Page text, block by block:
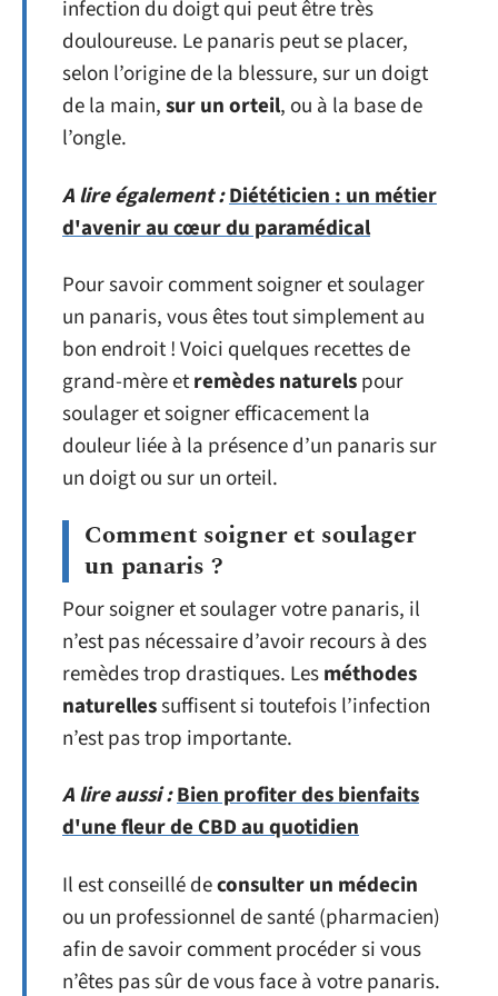
infection du doigt qui peut être très
douloureuse. Le panaris peut se placer,
selon l’origine de la blessure, sur un doigt
de la main,sur un orteil, ou à la base de
l’ongle.
A lire également :Diététicien : un métier
d'avenir au cœur du paramédical
Pour savoir comment soigner et soulager
un panaris, vous êtes tout simplement au
bon endroit ! Voici quelques recettes de
grand-mère etremèdes naturelspour
soulager et soigner efficacement la
douleur liée à la présence d’un panaris sur
un doigt ou sur un orteil.
Comment soigner et soulager
un panaris ?
Pour soigner et soulager votre panaris, il
n’est pas nécessaire d’avoir recours à des
remèdes trop drastiques. Lesméthodes
naturellessuffisent si toutefois l’infection
n’est pas trop importante.
A lire aussi :Bien profiter des bienfaits
d'une fleur de CBD au quotidien
Il est conseillé deconsulter un médecin
ou un professionnel de santé (pharmacien)
afin de savoir comment procéder si vous
n’êtes pas sûr de vous face à votre panaris.